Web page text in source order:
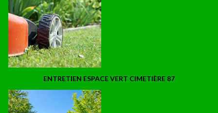
ENTRETIEN ESPACE VERT CIMETIÈRE 87